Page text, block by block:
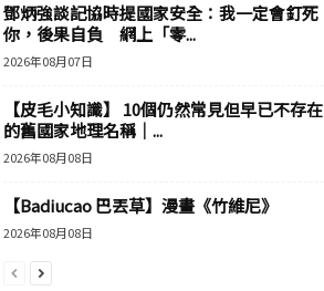
鄧炳強談記協時提國家安全：我一定會釘死
你，後果自負 網上「零...
2026年08月07日
【皮毛小知識】 10個仍然常見但早已不存在
的舊國家地理名稱｜...
2026年08月08日
【Badiucao 巴丟草】漫畫《竹維尼》
2026年08月08日